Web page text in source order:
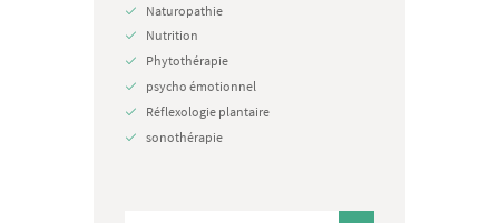
Naturopathie
Nutrition
Phytothérapie
psycho émotionnel
Réflexologie plantaire
sonothérapie